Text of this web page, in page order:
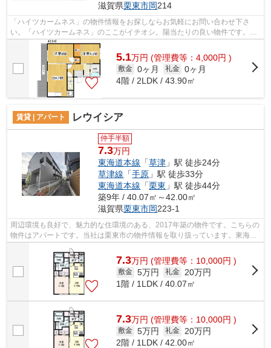
滋賀県栗東市岡214
「ハイツカームネス」の物件情報をお探しならお気軽にお問い合わせ下さ
い。「ハイツカームネス」のここがイチオシ。陽当たりの良い物件です。こ
ちらの物件はマンションです。栗東市で...
5.1万円 (管理費等：4,000円 )
敷金 0ヶ月 礼金 0ヶ月
4階 / 2LDK / 43.90㎡
賃貸 | アパート レウイシア
仲手半額
7.3万円
東海道本線 「草津 」駅 徒歩24分
草津線 「手原 」駅 徒歩33分
東海道本線 「栗東 」駅 徒歩44分
築9年 / 40.07㎡～42.00㎡
滋賀県栗東市岡223-1
周辺環境も良好で、魅力的な住環境のある、2017年築の物件です。こちらの
物件はアパートです。当社は栗東市の物件情報を取り扱っています。東海道
7.3万円 (管理費等：10,000円 )
敷金 5万円 礼金
20万円
1階 / 1LDK / 40.07㎡
7.3万円 (管理費等：10,000円 )
敷金 5万円 礼金
20万円
2階 / 1LDK / 42.00㎡